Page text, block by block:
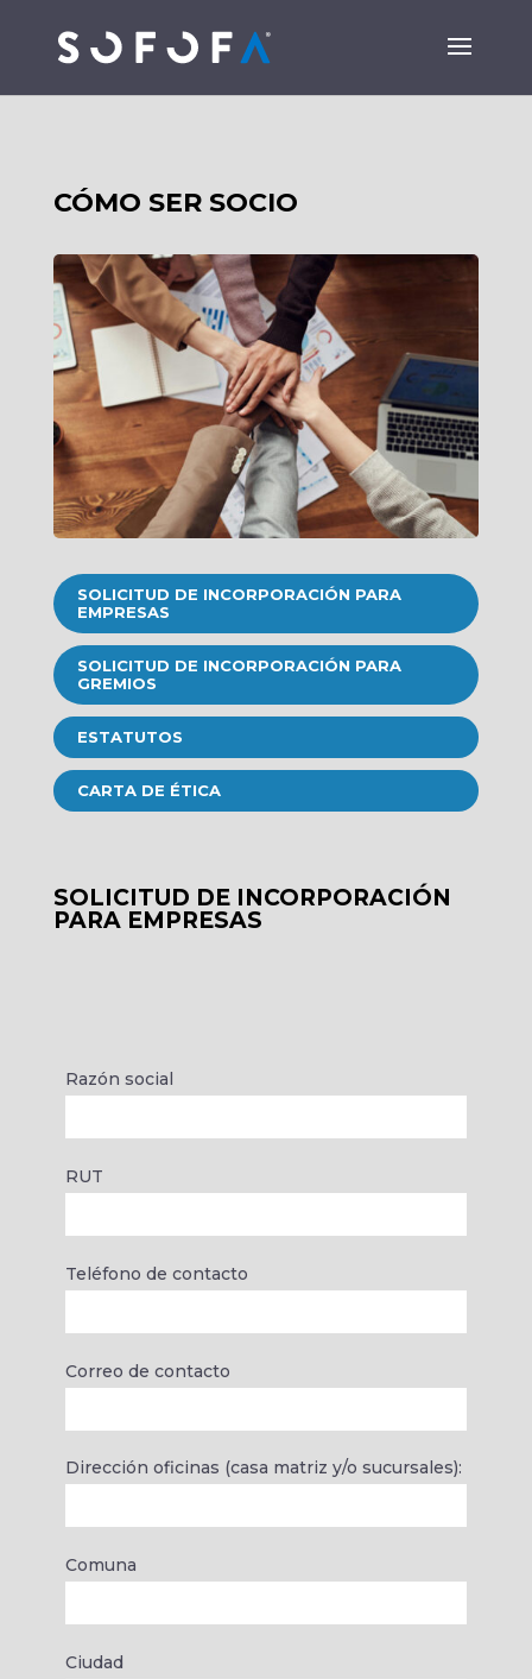
CÓMO SER SOCIO
SOLICITUD DE INCORPORACIÓN PARA
EMPRESAS
SOLICITUD DE INCORPORACIÓN PARA
GREMIOS
ESTATUTOS
CARTA DE ÉTICA
SOLICITUD DE INCORPORACIÓN
PARA EMPRESAS
Razón social
RUT
Teléfono de contacto
Correo de contacto
Dirección oficinas (casa matriz y/o sucursales):
Comuna
Ciudad